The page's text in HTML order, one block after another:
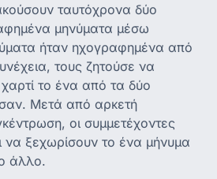
ταυτόχρονα δύο
μηνύματα μέσω
ήταν ηχογραφημένα από
τους ζητούσε να
το ένα από τα δύο
Μετά από αρκετή
οι συμμετέχοντες
να ξεχωρίσουν το ένα μήνυμα
άλλο.